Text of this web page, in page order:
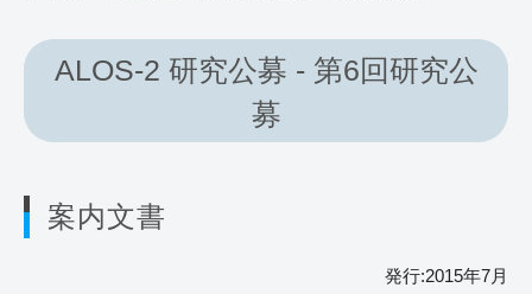
ALOS-2 研究公募 - 第6回研究公
募
案内文書
発行:2015年7月